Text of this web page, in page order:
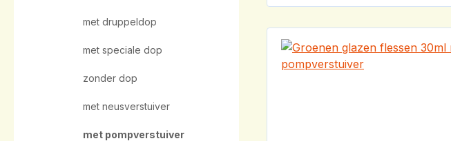
met druppeldop
met speciale dop
zonder dop
met neusverstuiver
met pompverstuiver